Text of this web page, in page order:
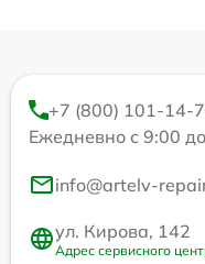
+7 (800) 101-14-
Ежедневно с 9:00
info@artelv-
ул. Кирова, 142
Адрес сервисного